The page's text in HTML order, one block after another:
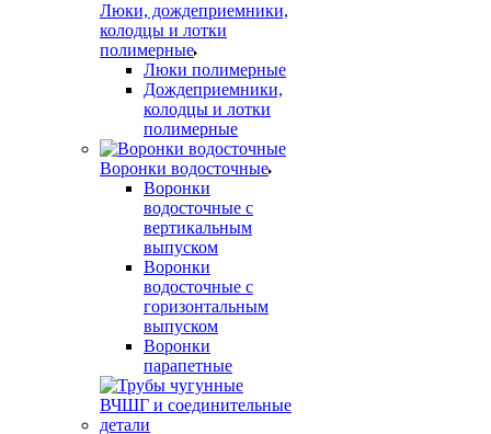
Люки, дождеприемники,
колодцы и лотки
полимерные
Люки полимерные
Дождеприемники,
колодцы и лотки
полимерные
Воронки водосточные
Воронки
водосточные с
вертикальным
выпуском
Воронки
водосточные с
горизонтальным
выпуском
Воронки
парапетные